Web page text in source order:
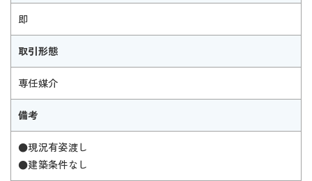
即
取引形態
専任媒介
備考
●現況有姿渡し
●建築条件なし